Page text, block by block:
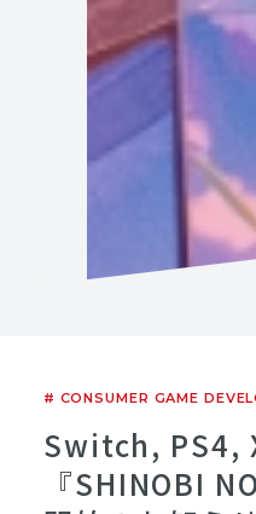
# CONSUMER GAME
Switch, PS4,
『SHINOBI